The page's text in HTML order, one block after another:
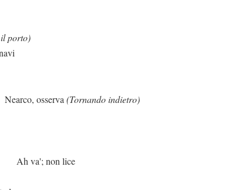
porto)
(Tornando indietro)
lice